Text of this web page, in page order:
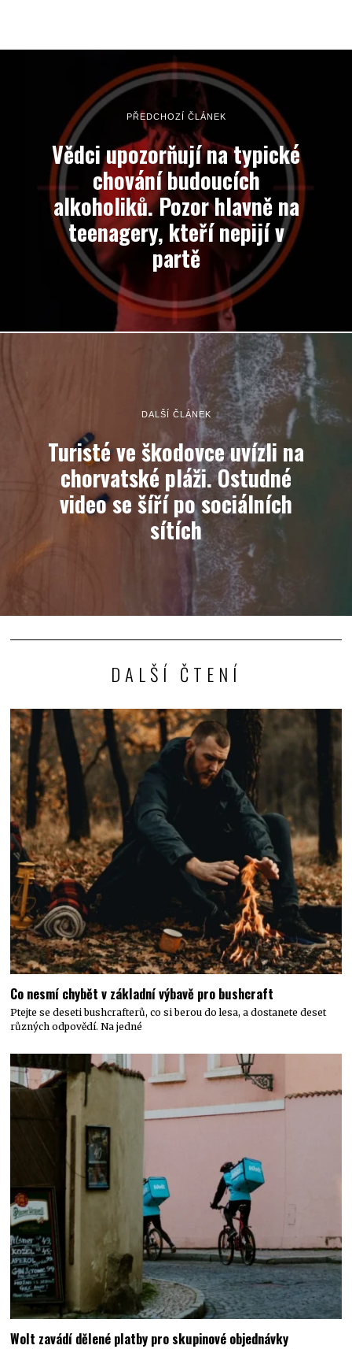
PŘEDCHOZÍ ČLÁNEK
Vědci upozorňují na typické
chování budoucích
alkoholiků. Pozor hlavně na
teenagery, kteří nepijí v
partě
DALŠÍ ČLÁNEK
Turisté ve škodovce uvízli na
chorvatské pláži. Ostudné
video se šíří po sociálních
sítích
DALŠÍ ČTENÍ
Co nesmí chybět v základní výbavě pro bushcraft
Ptejte se deseti bushcrafterů, co si berou do lesa, a dostanete deset
různých odpovědí. Na jedné
Wolt zavádí dělené platby pro skupinové objednávky